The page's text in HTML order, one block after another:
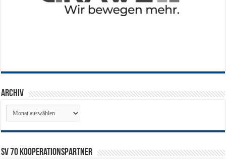
Archiv
Archiv
SV 70 Kooperationspartner